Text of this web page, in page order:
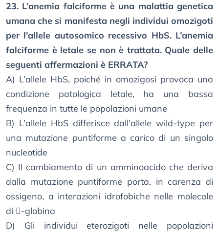
23. L’anemia falciforme è una malattia genetica
umana che si manifesta negli individui omozigoti
per l’allele autosomico recessivo HbS. L’anemia
falciforme è letale se non è trattata. Quale delle
seguenti affermazioni è ERRATA?
A) L’allele HbS, poiché in omozigosi provoca una
condizione patologica letale, ha una bassa
frequenza in tutte le popolazioni umane
B) L’allele HbS differisce dall’allele wild-type per
una mutazione puntiforme a carico di un singolo
nucleotide
C) Il cambiamento di un amminoacido che deriva
dalla mutazione puntiforme porta, in carenza di
ossigeno, a interazioni idrofobiche nelle molecole
di -globina
D) Gli individui eterozigoti nelle popolazioni